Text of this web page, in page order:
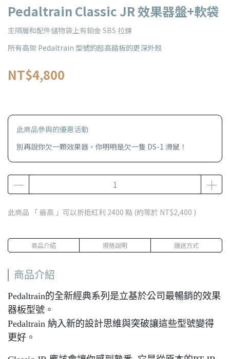
Pedaltrain Classic JR 效果器盤+軟袋
主隔層和配件儲物袋上有鉑金 SBS 拉鍊
所有高架 Pedaltrain 型號的超高踏板的更深外殼
NT$4,800
此商品參與的優惠活動
別再說你欠一顆效果器，你明明是欠一隻 DS-1 滑鼠！
此商品 「 最高 」可以折抵紅利 2400 點 (約等於 NT$2,400 )
商品介紹 規格說明 運送方式
商品介紹
Pedaltrain的全新經典系列是立基於公司最暢銷的效果
器板型號。
Pedaltrain 納入新的設計思維與突破讓這些型號變得
更好。